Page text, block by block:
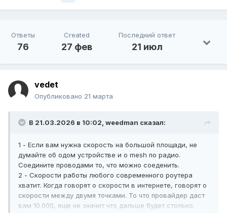
Ответы
76
Created
27 фев
Последний ответ
21 июл
vedet
Опубликовано 21 марта
В 21.03.2026 в 10:02, weedman сказал:
1 - Если вам нужна скорость на большой площади, не
думайте об одом устройстве и о mesh по радио.
Соедините проводами то, что можно соеденить.
2 - Скорости работы любого современного роутера
хватит. Когда говорят о скорости в интернете, говорят о
скорости между двумя точками. То что провайдер даст
вам 10.000, еще не значит что дальше будет столько.